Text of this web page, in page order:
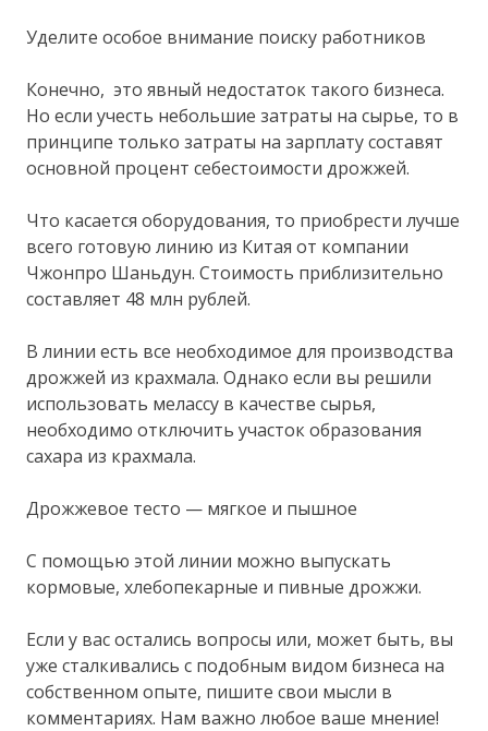
Уделите особое внимание поиску работников
Конечно, это явный недостаток такого бизнеса.
Но если учесть небольшие затраты на сырье, то в
принципе только затраты на зарплату составят
основной процент себестоимости дрожжей.
Что касается оборудования, то приобрести лучше
всего готовую линию из Китая от компании
Чжонпро Шаньдун. Стоимость приблизительно
составляет 48 млн рублей.
В линии есть все необходимое для производства
дрожжей из крахмала. Однако если вы решили
использовать мелассу в качестве сырья,
необходимо отключить участок образования
сахара из крахмала.
Дрожжевое тесто — мягкое и пышное
С помощью этой линии можно выпускать
кормовые, хлебопекарные и пивные дрожжи.
Если у вас остались вопросы или, может быть, вы
уже сталкивались с подобным видом бизнеса на
собственном опыте, пишите свои мысли в
комментариях. Нам важно любое ваше мнение!